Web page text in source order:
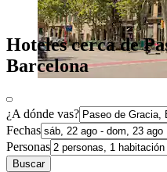
Hoteles cerca de
Barcelona
¿A dónde vas?
Fechas
Personas
Buscar